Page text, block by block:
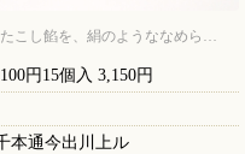
こし餡を、絹のようななめら…
円15個入 3,150円
本通今出川上ル